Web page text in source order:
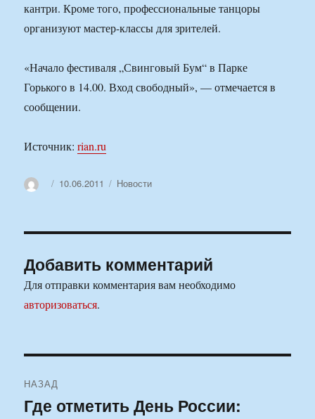
кантри. Кроме того, профессиональные танцоры
организуют мастер-классы для зрителей.
«Начало фестиваля „Свинговый Бум“ в Парке
Горького в 14.00. Вход свободный», — отмечается в
сообщении.
Источник:rian.ru
АвторОпубликовано
10.06.2011 Рубрики
Новости
Добавить комментарий
Для отправки комментария вам необходимо
авторизоваться.
по
НАЗАД
Предыдущая
Где отметить День России: